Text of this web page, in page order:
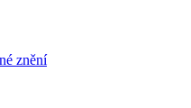
znění